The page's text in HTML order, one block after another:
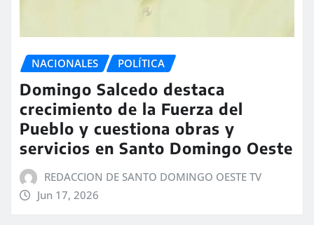
NACIONALES POLÍTICA
Domingo Salcedo destaca
crecimiento de la Fuerza del
Pueblo y cuestiona obras y
servicios en Santo Domingo Oeste
REDACCION DE SANTO DOMINGO OESTE TV
Jun 17, 2026